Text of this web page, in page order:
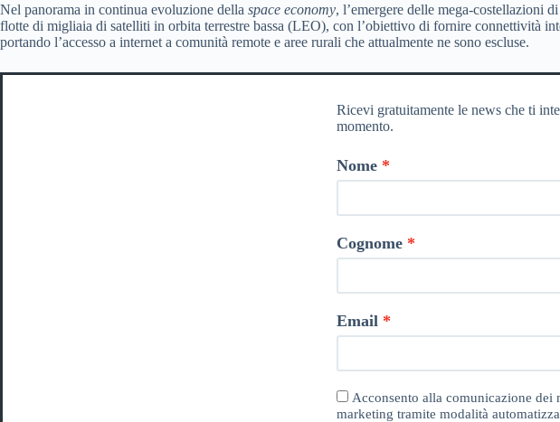
Nel panorama in continua evoluzione della space economy, l’emergere delle mega-costellazioni
flotte di migliaia di satelliti in orbita terrestre bassa (LEO), con l’obiettivo di fornire connettività
portando l’accesso a internet a comunità remote e aree rurali che attualmente ne sono escluse.
Ricevi gratuitamente le news che ti
momento.
Nome
Cognome
Email
Acconsento alla comunicazione
marketing tramite modalità